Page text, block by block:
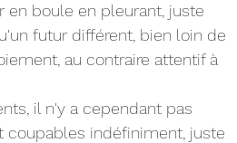
en boule en pleurant, juste
futur différent, bien loin de
au contraire attentif à
il n'y a cependant pas
coupables indéfiniment, juste